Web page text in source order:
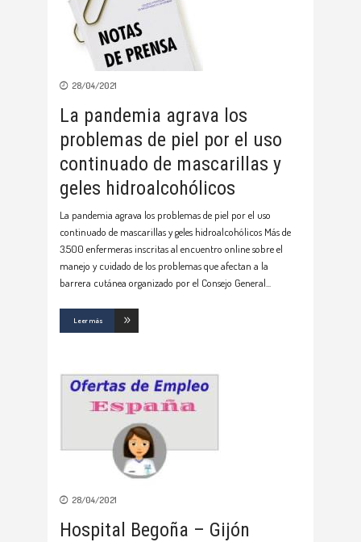
28/04/2021
La pandemia agrava los
problemas de piel por el uso
continuado de mascarillas y
geles hidroalcohólicos
La pandemia agrava los problemas de piel por el uso
continuado de mascarillas y geles hidroalcohólicos Más de
3.500 enfermeras inscritas al encuentro online sobre el
manejo y cuidado de los problemas que afectan a la
barrera cutánea organizado por el Consejo General
Leer más
28/04/2021
Hospital Begoña – Gijón